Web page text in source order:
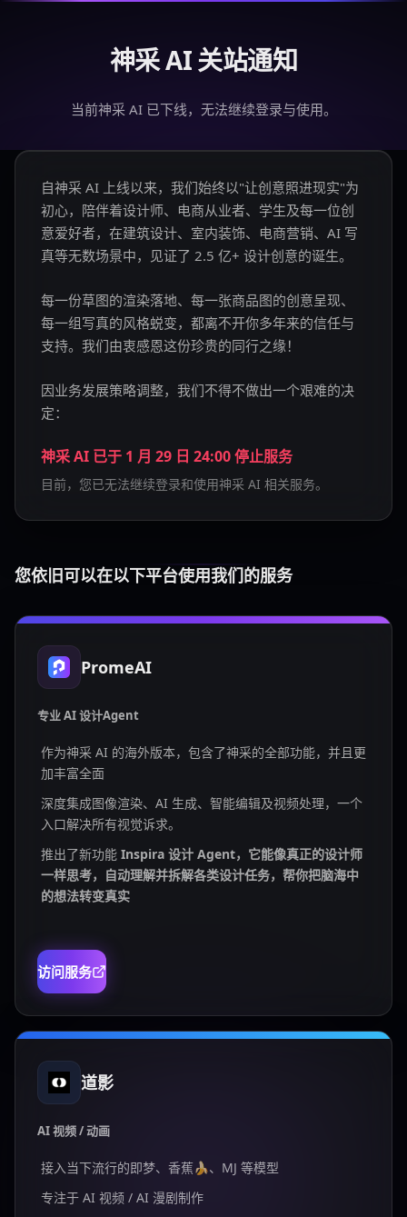
神采 AI 关站通知
当前神采 AI 已下线，无法继续登录与使用。
自神采 AI 上线以来，我们始终以"让创意照进现实"为
初心，陪伴着设计师、电商从业者、学生及每一位创
意爱好者，在建筑设计、室内装饰、电商营销、AI 写
真等无数场景中，见证了 2.5 亿+ 设计创意的诞生。
每一份草图的渲染落地、每一张商品图的创意呈现、
每一组写真的风格蜕变，都离不开你多年来的信任与
支持。我们由衷感恩这份珍贵的同行之缘！
因业务发展策略调整，我们不得不做出一个艰难的决
定：
神采 AI 已于 1 月 29 日 24:00 停止服务
目前，您已无法继续登录和使用神采 AI 相关服务。
您依旧可以在以下平台使用我们的服务
PromeAI
专业 AI 设计Agent
作为神采 AI 的海外版本，包含了神采的全部功能，并且更
加丰富全面
深度集成图像渲染、AI 生成、智能编辑及视频处理，一个
入口解决所有视觉诉求。
推出了新功能 Inspira 设计 Agent，它能像真正的设计师
一样思考，自动理解并拆解各类设计任务，帮你把脑海中
的想法转变真实
访问服务
道影
AI 视频 / 动画
接入当下流行的即梦、香蕉🍌、MJ 等模型
专注于 AI 视频 / AI 漫剧制作